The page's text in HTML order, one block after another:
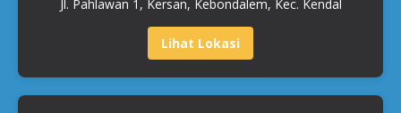
Jl. Pahlawan 1, Kersan, Kebondalem, Kec. Kendal
Lihat Lokasi